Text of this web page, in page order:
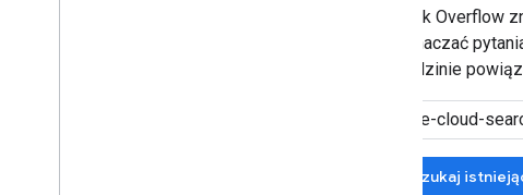
Na Stack Overflow
aby oznaczać
w dziedzinie
Wyszukaj